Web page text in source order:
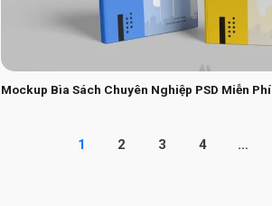
Mockup Bìa Sách Chuyên Nghiệp PSD Miễn Phí
1 2 3 4 …